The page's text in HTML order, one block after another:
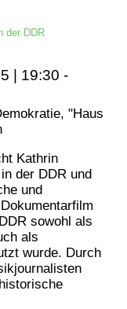
der DDR
| 19:30 -
"Haus
Kathrin
der DDR und
und
sowohl als
als
wurde. Durch